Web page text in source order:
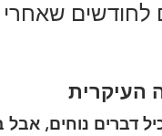
העיקרית
דברים נוחים, אבל